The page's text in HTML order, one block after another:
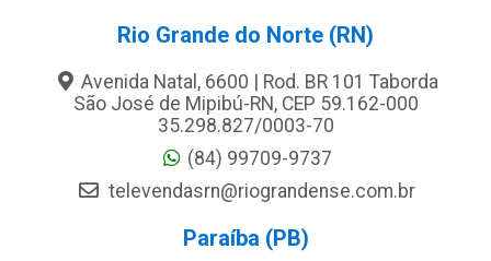
Rio Grande do Norte (RN)
Avenida Natal, 6600 | Rod. BR 101 Taborda
São José de Mipibú-RN, CEP 59.162-000
35.298.827/0003-70
(84) 99709-9737
televendasrn@riograndense.com.br
Paraíba (PB)